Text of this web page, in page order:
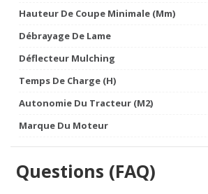
Hauteur De Coupe Minimale (mm)
Débrayage De Lame
Déflecteur Mulching
Temps De Charge (h)
Autonomie Du Tracteur (m2)
Marque Du Moteur
Questions (FAQ)